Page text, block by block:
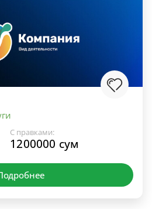
С правками:
1200000 сум